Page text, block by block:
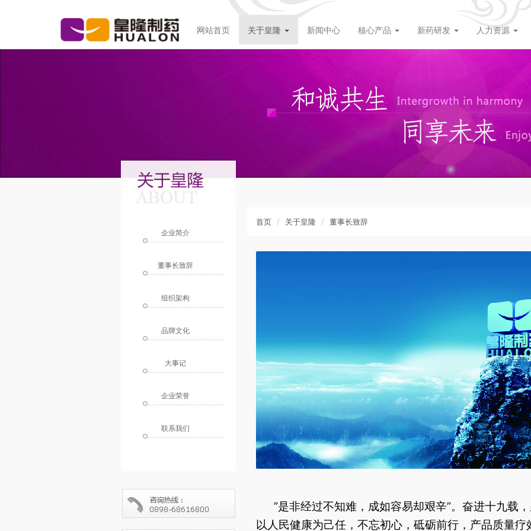
网站首页 关于皇隆 新闻中心 核心产品 新药研发 人力资源
企业简介
董事长致辞
组织架构
品牌文化
大事记
企业荣誉
联系我们
首页 关于皇隆 董事长致辞
”是非经过不知难，成如容易却艰辛”。奋进十九载
以人民健康为己任，不忘初心，砥砺前行，产品质量